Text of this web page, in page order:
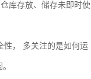
库存放、储存未即时使
性， 多关注的是如何运